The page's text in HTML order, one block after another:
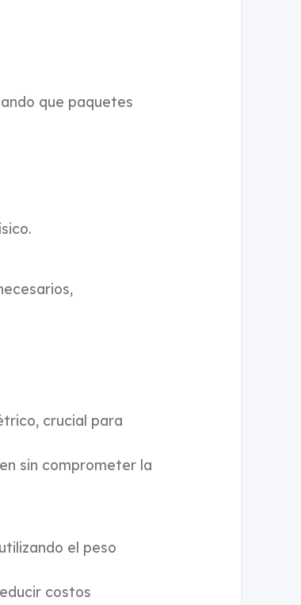
que paquetes
crucial para
sin comprometer la
el peso
costos